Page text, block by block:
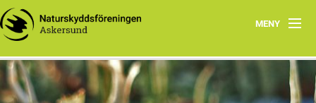
MENY
Hem
Natursnokarna